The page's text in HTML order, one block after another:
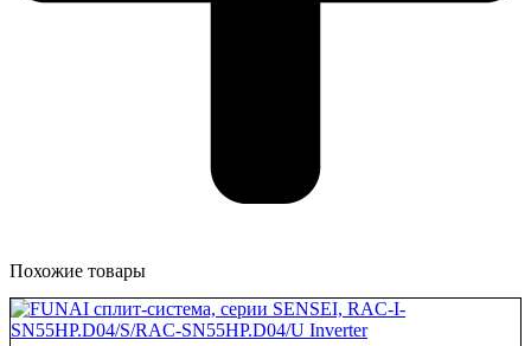
Похожие товары